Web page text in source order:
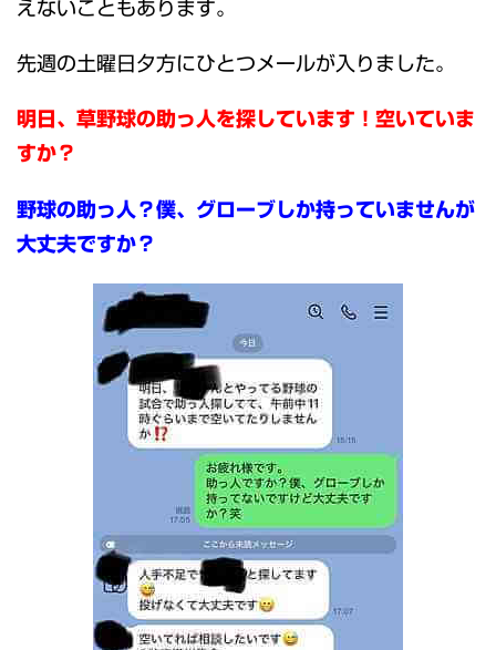
えないこともあります。
先週の土曜日夕方にひとつメールが入りました。
明日、草野球の助っ人を探しています！空いていま
すか？
野球の助っ人？僕、グローブしか持っていませんが
大丈夫ですか？